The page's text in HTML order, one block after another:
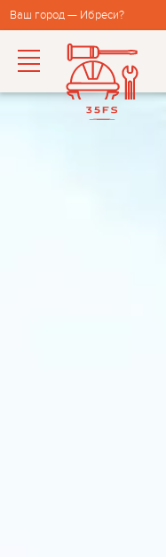
Ваш город — Ибреси?